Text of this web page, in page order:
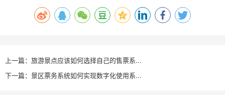
上一篇：旅游景点应该如何选择自己的售票系...
下一篇：景区票务系统如何实现数字化使用系...